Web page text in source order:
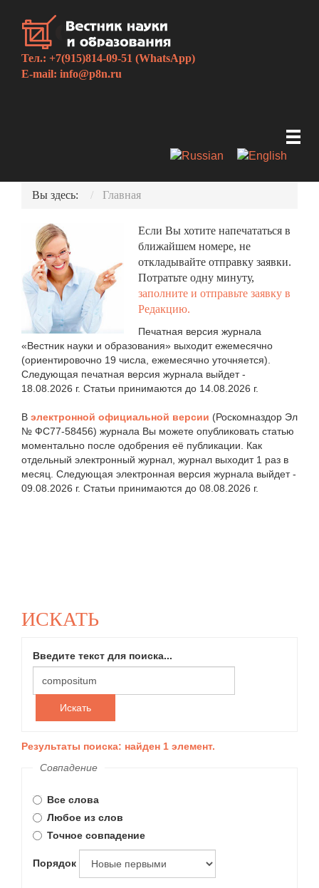
Тел.: +7(915)814-09-51 (WhatsApp)
E-mail: info@p8n.ru
Вы здесь: Главная
Если Вы хотите напечататься в
ближайшем номере, не
откладывайте отправку заявки.
Потратьте одну минуту,
заполните и отправьте заявку в
Редакцию.
Печатная версия журнала
«Вестник науки и образования» выходит ежемесячно
(ориентировочно 19 числа, ежемесячно уточняется).
Следующая печатная версия журнала выйдет -
18.08.2026 г. Статьи принимаются до 14.08.2026 г.
В электронной официальной версии (Роскомназдор Эл
№ ФС77-58456) журнала Вы можете опубликовать статью
моментально после одобрения её публикации. Как
отдельный электронный журнал, журнал выходит 1 раз в
месяц. Следующая электронная версия журнала выйдет -
09.08.2026 г. Статьи принимаются до 08.08.2026 г.
ИСКАТЬ
Введите текст для поиска...
Искать
Результаты поиска: найден 1 элемент.
Совпадение
Все слова
Любое из слов
Точное совпадение
Порядок